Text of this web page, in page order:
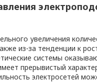
увеличения
из-за тенденции к
системы
прерывистый
электросетей